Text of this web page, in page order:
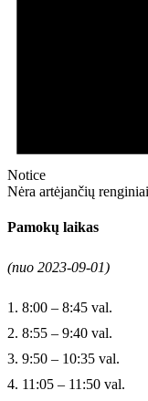
Notice
Nėra artėjančių renginiai
Pamokų laikas
(nuo 2023-09-01)
1. 8:00 – 8:45 val.
2. 8:55 – 9:40 val.
3. 9:50 – 10:35 val.
4. 11:05 – 11:50 val.